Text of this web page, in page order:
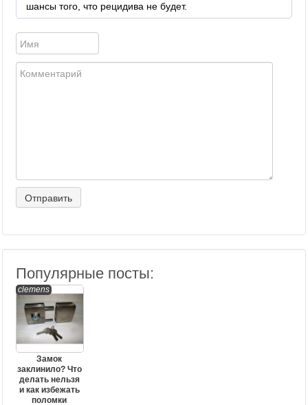
шансы того, что рецидива не будет.
Популярные посты:
clemens
Замок
заклинило? Что
делать нельзя
и как избежать
поломки